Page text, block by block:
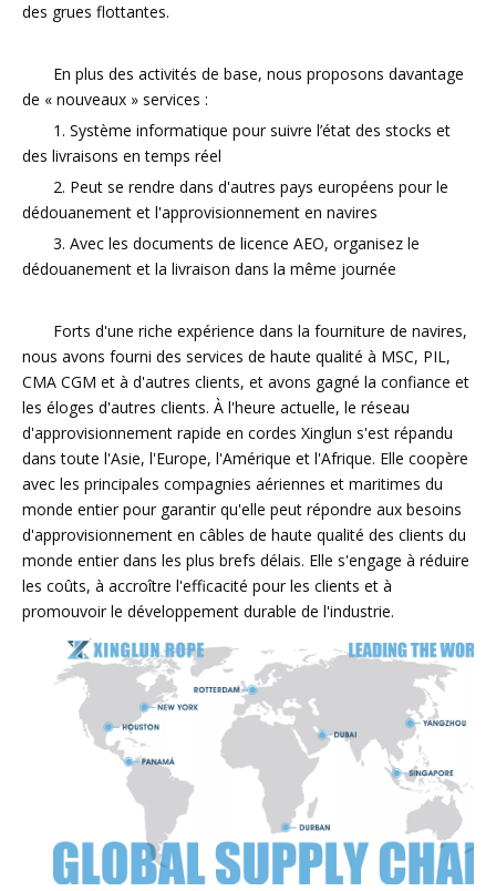
des grues flottantes.
En plus des activités de base, nous proposons davantage
de « nouveaux » services :
1. Système informatique pour suivre l’état des stocks et
des livraisons en temps réel
2. Peut se rendre dans d'autres pays européens pour le
dédouanement et l'approvisionnement en navires
3. Avec les documents de licence AEO, organisez le
dédouanement et la livraison dans la même journée
Forts d'une riche expérience dans la fourniture de navires,
nous avons fourni des services de haute qualité à MSC, PIL,
CMA CGM et à d'autres clients, et avons gagné la confiance et
les éloges d'autres clients. À l'heure actuelle, le réseau
d'approvisionnement rapide en cordes Xinglun s'est répandu
dans toute l'Asie, l'Europe, l'Amérique et l'Afrique. Elle coopère
avec les principales compagnies aériennes et maritimes du
monde entier pour garantir qu'elle peut répondre aux besoins
d'approvisionnement en câbles de haute qualité des clients du
monde entier dans les plus brefs délais. Elle s'engage à réduire
les coûts, à accroître l'efficacité pour les clients et à
promouvoir le développement durable de l'industrie.